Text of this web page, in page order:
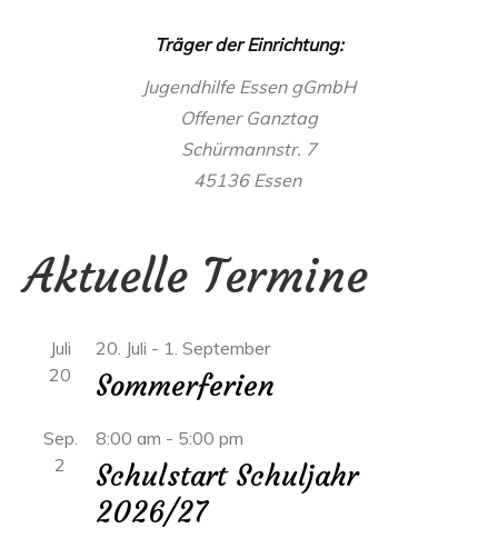
Träger der Einrichtung:
Jugendhilfe Essen gGmbH
Offener Ganztag
Schürmannstr. 7
45136 Essen
Aktuelle Termine
Juli
20
20. Juli - 1. September
Sommerferien
Sep.
2
8:00 am - 5:00 pm
Schulstart Schuljahr
2026/27